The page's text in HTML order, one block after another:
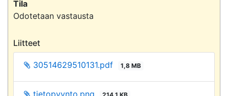
Tila
Odotetaan vastausta
Liitteet
30514629510131.pdf 1,8 MB